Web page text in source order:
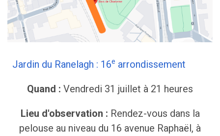
Jardin du Ranelagh : 16e arrondissement
Quand : Vendredi 31 juillet à 21 heures
Lieu d'observation : Rendez-vous dans la
pelouse au niveau du 16 avenue Raphaël, à